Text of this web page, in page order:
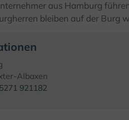
aus Hamburg
bleiben auf der Burg
Albaxen
921182